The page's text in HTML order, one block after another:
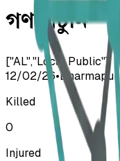
গণপিটুনি
["AL","Local Public"]
12/02/26•
Killed
0
Injured